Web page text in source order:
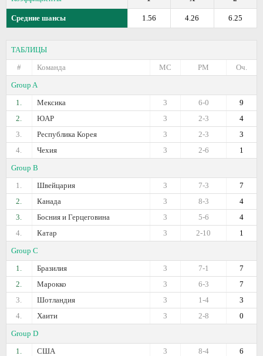
Средние шансы 6.25
4.26
1.56
ТАБЛИЦЫ
#
Команда Оч.
РМ
МС
Group A
1.
Мексика 9
6-0
3
2.
ЮАР 4
2-3
3
3.
Республика Корея 3
2-3
3
4.
Чехия 1
2-6
3
Group B
1.
Швейцария 7
7-3
3
2.
Канада 4
8-3
3
3.
Босния и Герцеговина 4
5-6
3
4.
Катар 1
2-10
3
Group C
1.
Бразилия 7
7-1
3
2.
Марокко 7
6-3
3
3.
Шотландия 3
1-4
3
4.
Хаити 0
2-8
3
Group D
1.
США 6
8-4
3